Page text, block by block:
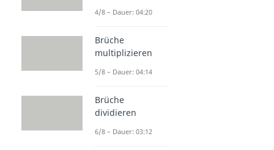
4/8 – Dauer: 04:20
Brüche
multiplizieren
5/8 – Dauer: 04:14
Brüche
dividieren
6/8 – Dauer: 03:12